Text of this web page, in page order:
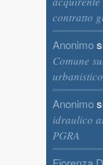
contratto
Anonimo
Comune
Anonimo
idraulico
PGRA